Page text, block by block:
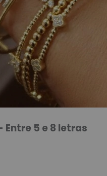
Entre 5 e 8 letras